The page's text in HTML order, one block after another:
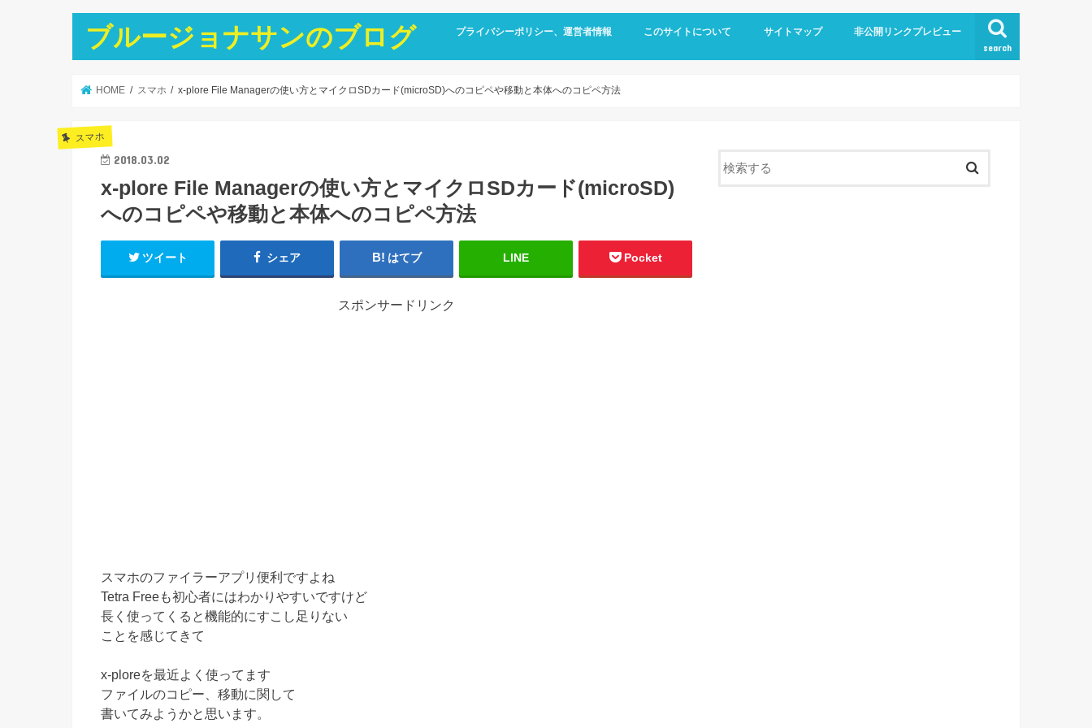
ブルージョナサンのブログ search
プライバシーポリシー、運営者情報 このサイトについて サイトマップ 非公開リンクプレビュー
HOME スマホ x-plore File Managerの使い方とマイクロSDカード(microSD)へのコピペや移動と本体へのコピペ方法
スマホ
2018.03.02
x-plore File Managerの使い方とマイクロSDカード(microSD)
へのコピペや移動と本体へのコピペ方法
ツイート シェア はてブ LINE Pocket
スポンサードリンク
スマホのファイラーアプリ便利ですよね
Tetra Freeも初心者にはわかりやすいですけど
長く使ってくると機能的にすこし足りない
ことを感じてきて
x-ploreを最近よく使ってます
ファイルのコピー、移動に関して
書いてみようかと思います。